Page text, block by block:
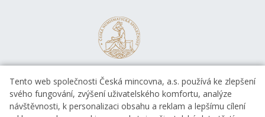
Tento web společnosti Česká mincovna, a.s. používá ke zlepšení
svého fungování, zvýšení uživatelského komfortu, analýze
návštěvnosti, k personalizaci obsahu a reklam a lepšímu cílení